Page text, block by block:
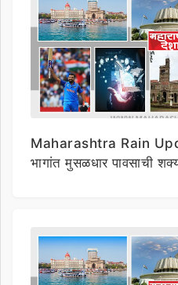
Maharashtra Rain
भागांत मुसळधार पावसाची